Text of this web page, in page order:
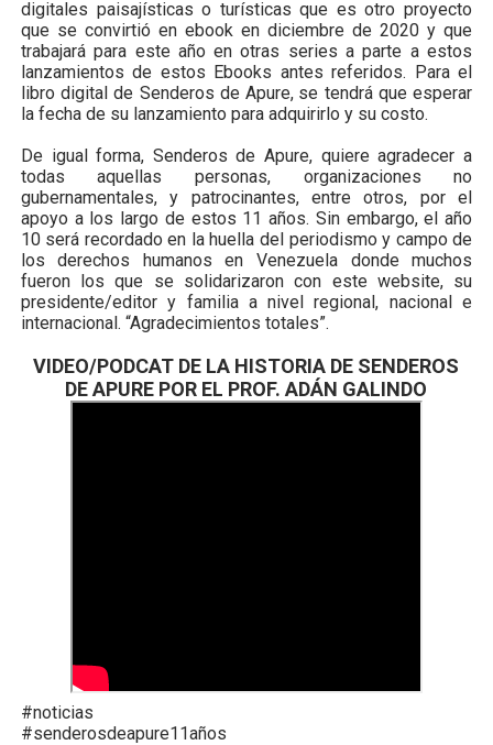
digitales paisajísticas o turísticas que es otro proyecto
que se convirtió en ebook en diciembre de 2020 y que
trabajará para este año en otras series a parte a estos
lanzamientos de estos Ebooks antes referidos. Para el
libro digital de Senderos de Apure, se tendrá que esperar
la fecha de su lanzamiento para adquirirlo y su costo.
De igual forma, Senderos de Apure, quiere agradecer a
todas aquellas personas, organizaciones no
gubernamentales, y patrocinantes, entre otros, por el
apoyo a los largo de estos 11 años. Sin embargo, el año
10 será recordado en la huella del periodismo y campo de
los derechos humanos en Venezuela donde muchos
fueron los que se solidarizaron con este website, su
presidente/editor y familia a nivel regional, nacional e
internacional. “Agradecimientos totales”.
VIDEO/PODCAT DE LA HISTORIA DE SENDEROS
DE APURE POR EL PROF. ADÁN GALINDO
#noticias
#senderosdeapure11años